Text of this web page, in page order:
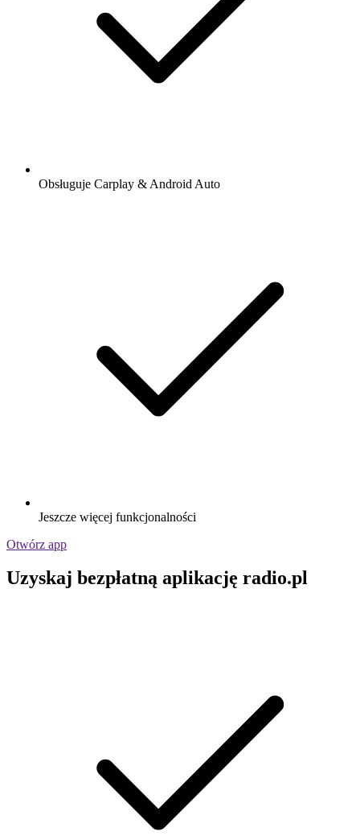
Obsługuje Carplay & Android Auto
Jeszcze więcej funkcjonalności
Otwórz app
Uzyskaj bezpłatną aplikację radio.pl